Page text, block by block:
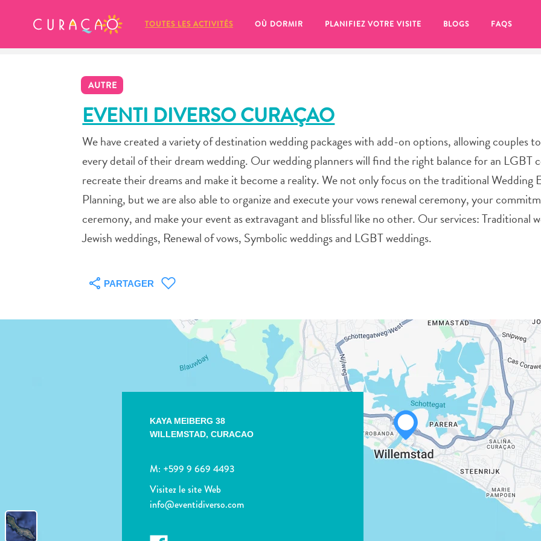
TOUTES LES ACTIVITÉS OÙ DORMIR PLANIFIEZ VOTRE VISITE BLOGS FAQS
AUTRE
EVENTI DIVERSO CURAÇAO
We have created a variety of destination wedding packages with add-on options, allowing couples
every detail of their dream wedding. Our wedding planners will find the right balance for an LGBT
recreate their dreams and make it become a reality. We not only focus on the traditional Wedding
Planning, but we are also able to organize and execute your vows renewal ceremony, your
ceremony, and make your event as extravagant and blissful like no other. Our services: Traditional
Jewish weddings, Renewal of vows, Symbolic weddings and LGBT weddings.
PARTAGER
KAYA MEIBERG 38
WILLEMSTAD, CURACAO
M: +599 9 669 4493
Visitez le site Web
info@eventidiverso.com
MES FAVORIS
of your favorite places to stay yet.
Chaque fois que vous souhaitez enregistrer quelque chose pour plus tard, assurez-vous de cliquer sur le